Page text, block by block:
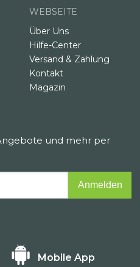
WEBSEITE
Über Uns
Hilfe-Center
Versand & Zahlung
Kontakt
Magazin
und mehr per
Mobile App